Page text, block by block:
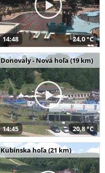
14:48 24,0 °C
Donovaly - Nová hoľa (19 km)
14:45 20,8 °C
Kubínska hoľa (21 km)